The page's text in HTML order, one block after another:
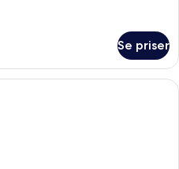
Se priser
Ett hotellrum med en stor säng, en